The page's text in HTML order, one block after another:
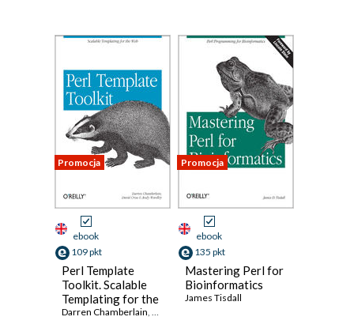
Promocja
ebook
109 pkt
Perl Template
Toolkit. Scalable
Templating for the
Web
Darren Chamberlain, Dave Cross
Promocja
ebook
135 pkt
Mastering Perl for
Bioinformatics
James Tisdall